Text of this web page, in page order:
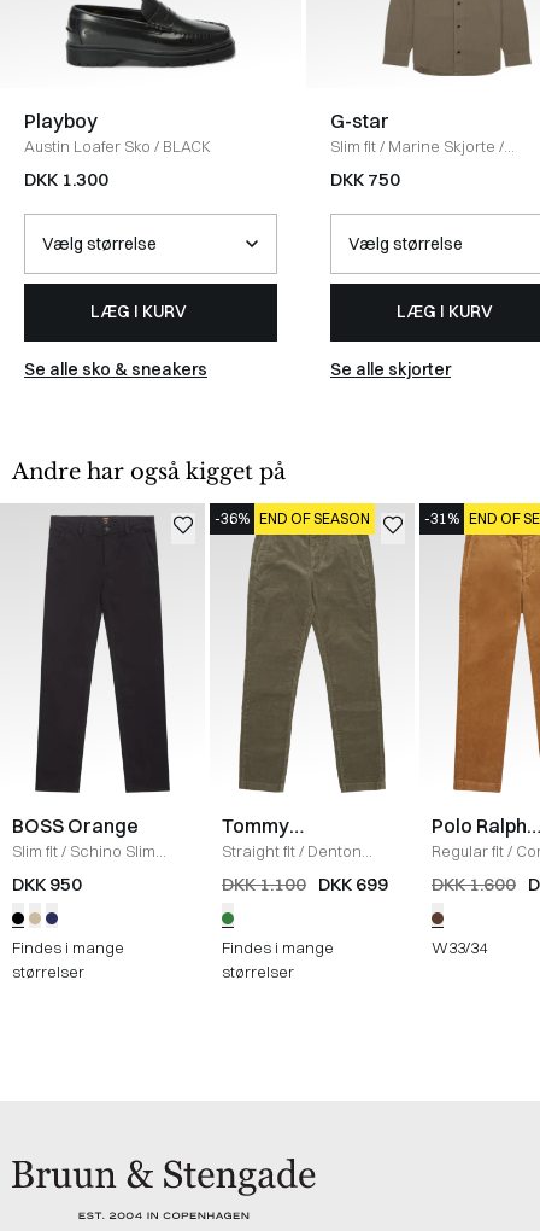
Playboy
Austin Loafer Sko / BLACK
DKK 1.300
LÆG I KURV
Se alle sko & sneakers
G-star
Slim fit/ Marine Skjorte /
SHAMROCK
DKK 750
LÆG I KURV
Se alle skjorter
Andre har også kigget på
BOSS Orange
Slim fit/ Schino Slim
Chinos/ SORT
DKK 950
Findes i mange
størrelser
-36% END OF SEASON
Tommy
Hilfiger
Straight fit/ Denton
Corduroy Chinos / GRØN
DKK 1.100 DKK 699
Findes i mange
størrelser
-31% END OF
Polo Ralph
Lauren
Regular fit/
Bukser /
DKK 1.600
W33/34